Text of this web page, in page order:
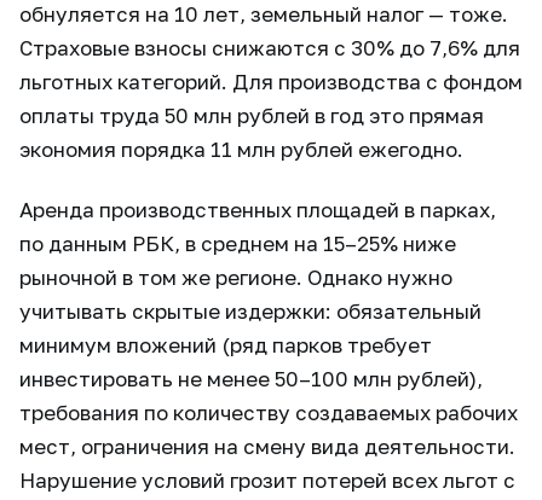
обнуляется на 10 лет, земельный налог — тоже.
Страховые взносы снижаются с 30% до 7,6% для
льготных категорий. Для производства с фондом
оплаты труда 50 млн рублей в год это прямая
экономия порядка 11 млн рублей ежегодно.
Аренда производственных площадей в парках,
по данным РБК, в среднем на 15–25% ниже
рыночной в том же регионе. Однако нужно
учитывать скрытые издержки: обязательный
минимум вложений (ряд парков требует
инвестировать не менее 50–100 млн рублей),
требования по количеству создаваемых рабочих
мест, ограничения на смену вида деятельности.
Нарушение условий грозит потерей всех льгот с